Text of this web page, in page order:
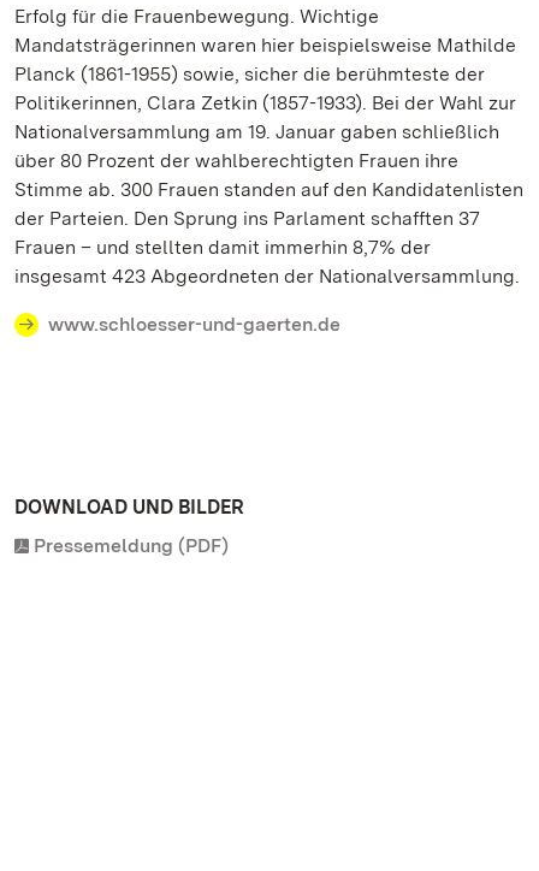
Erfolg für die Frauenbewegung. Wichtige
Mandatsträgerinnen waren hier beispielsweise Mathilde
Planck (1861-1955) sowie, sicher die berühmteste der
Politikerinnen, Clara Zetkin (1857-1933). Bei der Wahl zur
Nationalversammlung am 19. Januar gaben schließlich
über 80 Prozent der wahlberechtigten Frauen ihre
Stimme ab. 300 Frauen standen auf den Kandidatenlisten
der Parteien. Den Sprung ins Parlament schafften 37
Frauen – und stellten damit immerhin 8,7% der
insgesamt 423 Abgeordneten der Nationalversammlung.
www.schloesser-und-gaerten.de
DOWNLOAD UND BILDER
Pressemeldung (PDF)